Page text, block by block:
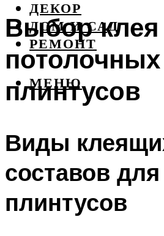
ДЕКОР
ДОМ И САД
РЕМОНТ
МЕНЮ
Выбор
потолочных
плинтусов
Виды
составов для
плинтусов